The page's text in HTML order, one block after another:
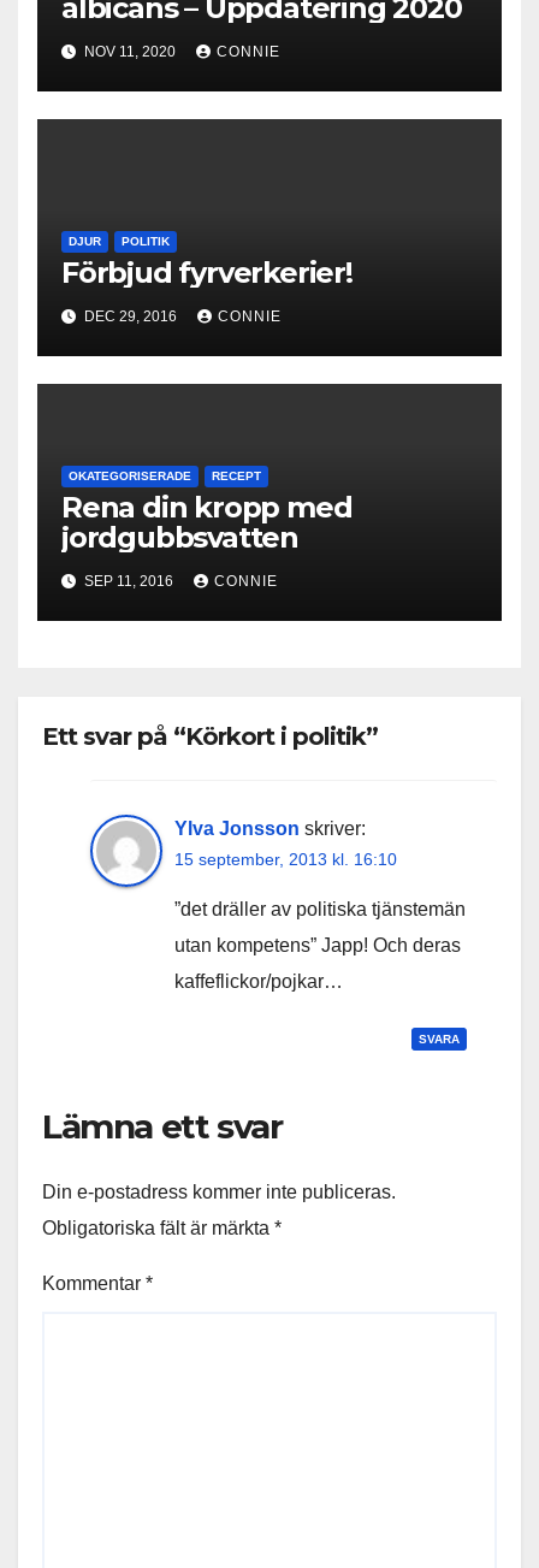
albicans – Uppdatering 2020
NOV 11, 2020 CONNIE
DJUR POLITIK
Förbjud fyrverkerier!
DEC 29, 2016 CONNIE
OKATEGORISERADE RECEPT
Rena din kropp med
jordgubbsvatten
SEP 11, 2016 CONNIE
Ett svar på “Körkort i politik”
Ylva Jonsson skriver:
15 september, 2013 kl. 16:10
”det dräller av politiska tjänstemän
utan kompetens” Japp! Och deras
kaffeflickor/pojkar…
SVARA
Lämna ett svar
Din e-postadress kommer inte publiceras.
Obligatoriska fält är märkta *
Kommentar *